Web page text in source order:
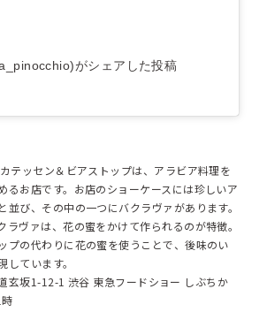
がシェアした投稿
テッセン＆ビアストップは、アラビア料理を
るお店です。お店のショーケースには珍しいア
並び、その中の一つにバクラヴァがあります。
ラヴァは、花の蜜をかけて作られるのが特徴。
プの代わりに花の蜜を使うことで、後味のい
しています。
玄坂1-12-1 渋谷 東急フードショー しぶちか